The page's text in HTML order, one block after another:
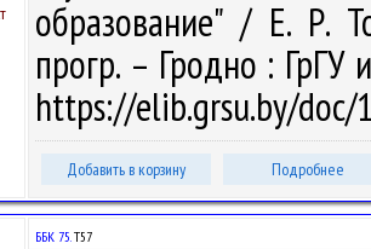
образование" / Е. Р.
прогр. – Гродно :
https://elib.grsu.by/
Добавить в корзину Подробнее
ББК 75.Т57